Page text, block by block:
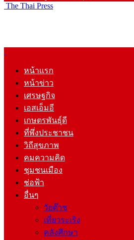
The Thai Press
หน้าแรก
หน้าข่าว
เศรษฐกิจ
เอสเอ็มอี
เกษตรพันธุ์ดี
ที่พึ่งประชาชน
วิถีสุขภาพ
คมความคิด
ชุมชนเมือง
ช่อฟ้า
อื่นๆ
วัยต๊าช
เที่ยวระเริง
คลังศึกษา